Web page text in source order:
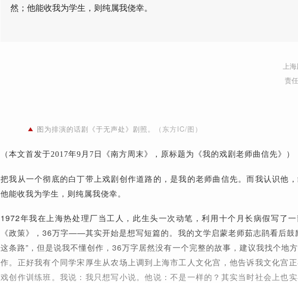
然；他能收我为学生，则纯属我侥幸。
上
责
图为排演的话剧《于无声处》剧照。 （东方IC/图）
（本文首发于2017年9月7日《南方周末》，原标题为《我的戏剧老师曲信先》）
把我从一个彻底的白丁带上戏剧创作道路的，是我的老师曲信先。而我认识他，
他能收我为学生，则纯属我侥幸。
1972年我在上海热处理厂当工人，此生头一次动笔，利用十个月长病假写了
《政策》，36万字——其实开始是想写短篇的。我的文学启蒙老师茹志鹃看后鼓
这条路”，但是说我不懂创作，36万字居然没有一个完整的故事，建议我找个地
作。正好我有个同学宋厚生从农场上调到上海市工人文化宫，他告诉我文化宫
戏创作训练班。我说：我只想写小说。他说：不是一样的？其实当时社会上也